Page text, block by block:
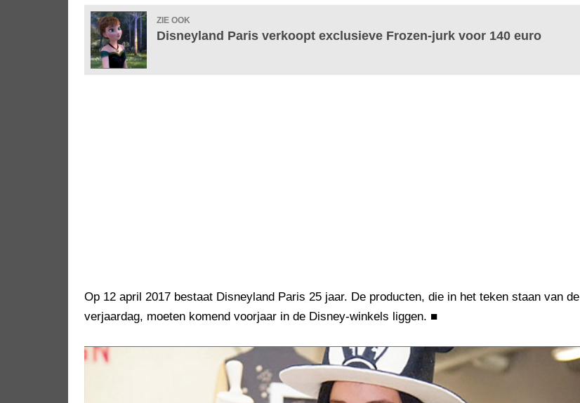
ZIE OOK
Disneyland Paris verkoopt exclusieve Frozen-jurk voor 140 euro
Op 12 april 2017 bestaat Disneyland Paris 25 jaar. De producten, die in het teken staan van de
verjaardag, moeten komend voorjaar in de Disney-winkels liggen. ■